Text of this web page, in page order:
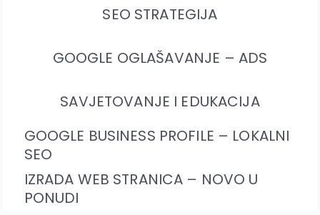
SEO STRATEGIJA
GOOGLE OGLAŠAVANJE – ADS
SAVJETOVANJE I EDUKACIJA
GOOGLE BUSINESS PROFILE – LOKALNI
SEO
IZRADA WEB STRANICA – NOVO U
PONUDI